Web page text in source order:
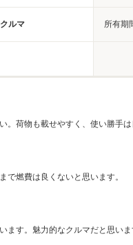
ルマ 所有期
。荷物も載せやすく、使い勝手は
で燃費は良くないと思います。
ます。魅力的なクルマだと思いま